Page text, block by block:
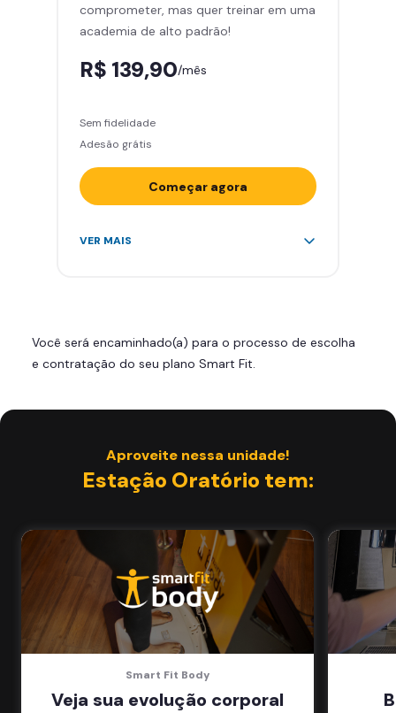
Área de musculação e aeróbicos
Smart Fit App
comprometer, mas quer treinar em uma
academia de alto padrão!
R$ 139,90/mês
Sem fidelidade
Adesão grátis
Começar agora
Acesso ilimitado a +2.000
Skeelo App (Audiobook)*
Área de musculação e aeróbicos
VER MAIS
Você será encaminhado(a) para o processo de escolha
e contratação do seu plano Smart Fit.
Aproveite nessa unidade!
Estação Oratório tem:
Smart Fit Body
Veja sua evolução corporal